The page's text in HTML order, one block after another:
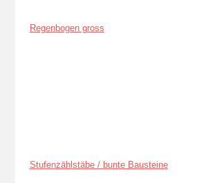
Regenbogen gross
Stufenzählstäbe / bunte Bausteine